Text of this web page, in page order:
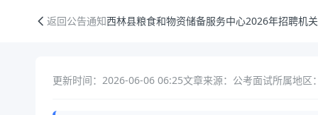
返回公告通知西林县粮食和物资储备服务中心2026年招聘机
更新时间：2026-06-06 06:25文章来源：公考面试所属地区